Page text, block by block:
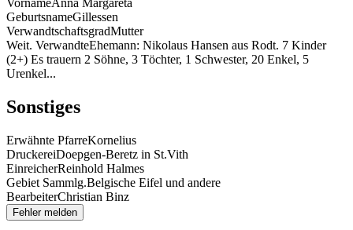
VornameAnna Margareta
GeburtsnameGillessen
VerwandtschaftsgradMutter
Weit. VerwandteEhemann: Nikolaus Hansen aus Rodt. 7 Kinder
(2+) Es trauern 2 Söhne, 3 Töchter, 1 Schwester, 20 Enkel, 5
Urenkel...
Sonstiges
Erwähnte PfarreKornelius
DruckereiDoepgen-Beretz in St.Vith
EinreicherReinhold Halmes
Gebiet Sammlg.Belgische Eifel und andere
BearbeiterChristian Binz